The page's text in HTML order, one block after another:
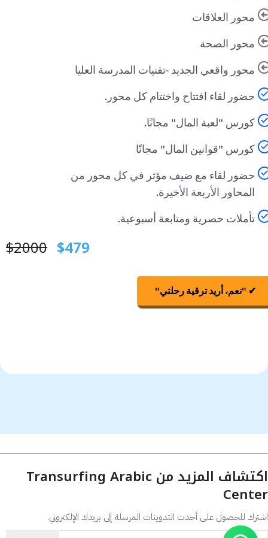
محور العلاقات
محور الصحة
محور واقعي الجديد -تقنيات المدرسة العليا
حضور لقاء افتتاح واختتام كل محور.
كورس "لعبة المال" مجانًا.
كورس "قوانين المال" مجانًا
حضور لقاء مع ضيف مؤثر في كل محور من
المحاور الأربعة الأخيرة.
تأملات حصرية ومتابعة أسبوعية.
$479
$2000
✔ "نعم، أريد ترقية رحلتي"
اكتشاف المزيد من Transurfing Arabic
Center
اشترك للحصول على أحدث التدوينات المرسلة إلى بريدك الإلكتروني.